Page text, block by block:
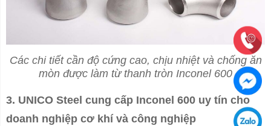
Các chi tiết cần độ cứng cao, chịu nhiệt và chống ăn
mòn được làm từ thanh tròn Inconel 600
3. UNICO Steel cung cấp Inconel 600 uy tín cho
doanh nghiệp cơ khí và công nghiệp